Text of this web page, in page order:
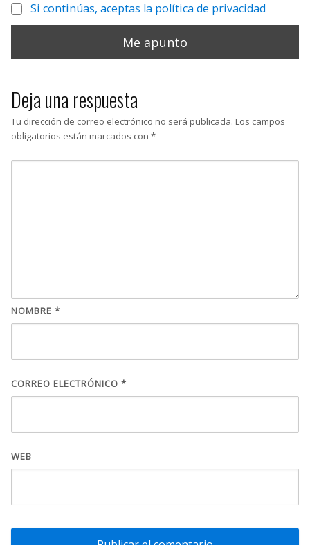
Si continúas, aceptas la política de privacidad
Deja una respuesta
Tu dirección de correo electrónico no será publicada. Los campos
obligatorios están marcados con *
NOMBRE *
CORREO ELECTRÓNICO *
WEB